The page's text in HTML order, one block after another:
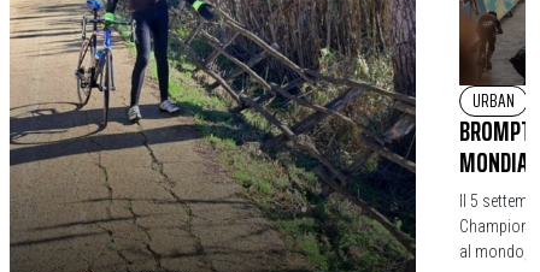
URBAN
Il 5
al mondo,